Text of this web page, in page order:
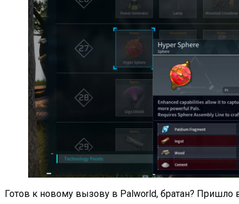
Готов к новому вызову в Palworld, братан? Пришло